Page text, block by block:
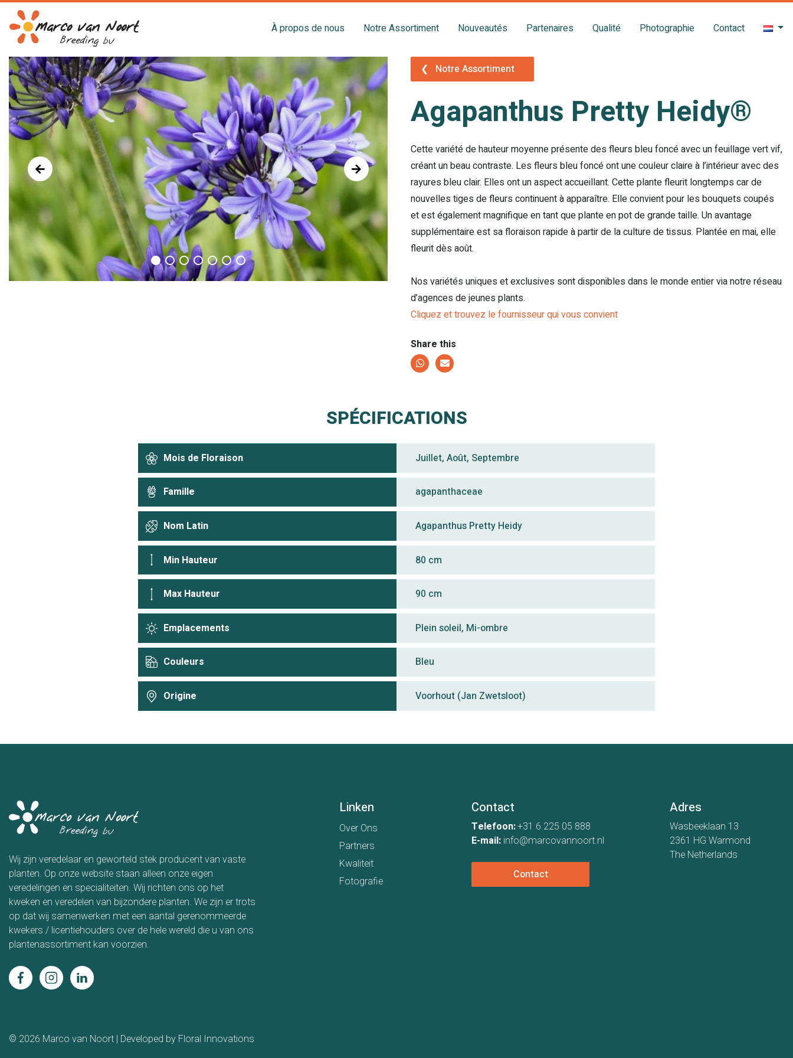
À propos de nous Notre Assortiment Nouveautés Partenaires Qualité Photographie Contact
❮ Notre Assortiment
Agapanthus Pretty Heidy®
Cette variété de hauteur moyenne présente des fleurs bleu foncé avec un feuillage vert vif,
créant un beau contraste. Les fleurs bleu foncé ont une couleur claire à l’intérieur avec des
rayures bleu clair. Elles ont un aspect accueillant. Cette plante fleurit longtemps car de
nouvelles tiges de fleurs continuent à apparaître. Elle convient pour les bouquets coupés
et est également magnifique en tant que plante en pot de grande taille. Un avantage
supplémentaire est sa floraison rapide à partir de la culture de tissus. Plantée en mai, elle
fleurit dès août.
Nos variétés uniques et exclusives sont disponibles dans le monde entier via notre réseau
d’agences de jeunes plants.
Cliquez et trouvez le fournisseur qui vous convient
Share this
SPÉCIFICATIONS
Mois de Floraison Juillet, Août, Septembre
Famille agapanthaceae
Nom Latin Agapanthus Pretty Heidy
Min Hauteur 80 cm
Max Hauteur 90 cm
Emplacements Plein soleil, Mi-ombre
Couleurs Bleu
Origine Voorhout (Jan Zwetsloot)
Wij zijn veredelaar en geworteld stek producent van vaste
planten. Op onze website staan alleen onze eigen
veredelingen en specialiteiten. Wij richten ons op het
kweken en veredelen van bijzondere planten. We zijn er trots
op dat wij samenwerken met een aantal gerenommeerde
kwekers / licentiehouders over de hele wereld die u van ons
plantenassortiment kan voorzien.
Linken
Over Ons
Partners
Kwaliteit
Fotografie
Contact
Telefoon:+31 6 225 05 888
E-mail: info@marcovannoort.nl
Contact
Adres
Wasbeeklaan 13
2361 HG Warmond
The Netherlands
© 2026 Marco van Noort | Developed by Floral Innovations